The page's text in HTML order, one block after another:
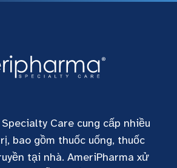
Care cung cấp nhiều
bao gồm thuốc uống, thuốc
tại nhà. AmeriPharma xử